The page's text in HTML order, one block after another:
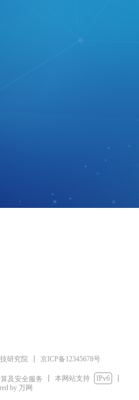
研究院 京ICP备12345678号
及安全服务 本网站支持
IPv6
by 万网